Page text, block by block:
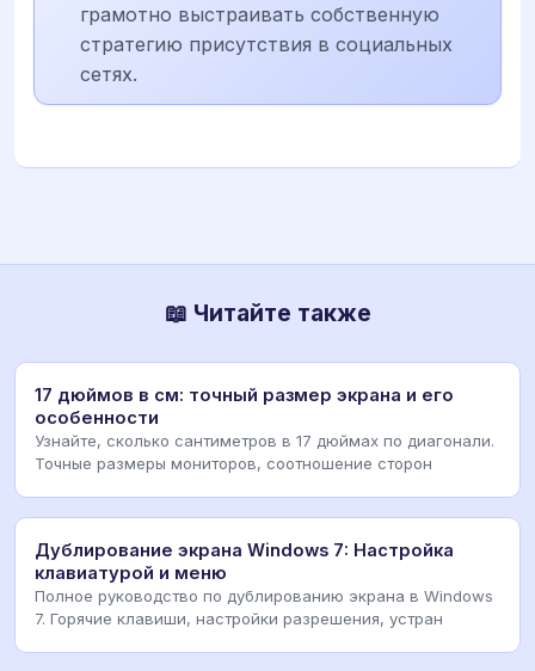
грамотно выстраивать собственную
стратегию присутствия в социальных
сетях.
📖 Читайте также
17 дюймов в см: точный размер экрана и его
особенности
Узнайте, сколько сантиметров в 17 дюймах по диагонали.
Точные размеры мониторов, соотношение сторон
Дублирование экрана Windows 7: Настройка
клавиатурой и меню
Полное руководство по дублированию экрана в Windows
7. Горячие клавиши, настройки разрешения, устран